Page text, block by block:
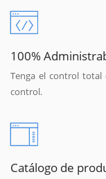
100%
Tenga el control
control.
Catálogo de